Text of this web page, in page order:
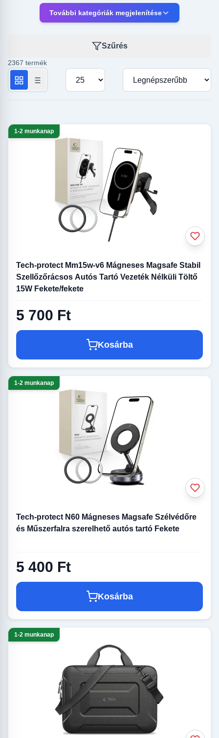
További kategóriák megjelenítése
Szűrés
2367 termék
Termékek száma oldalanként
Rendezés
1-2 munkanap
Tech-protect Mm15w-v6 Mágneses Magsafe Stabil
Szellőzőrácsos Autós Tartó Vezeték Nélküli Töltő
15W Fekete/fekete
5 700 Ft
Kosárba
1-2 munkanap
Tech-protect N60 Mágneses Magsafe Szélvédőre
és Műszerfalra szerelhető autós tartó Fekete
5 400 Ft
Kosárba
1-2 munkanap